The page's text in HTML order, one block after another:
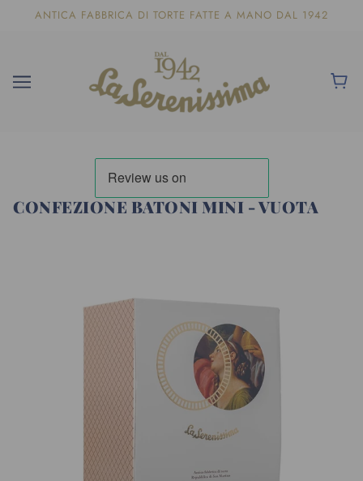
ANTICA FABBRICA DI TORTE FATTE A MANO DAL 1942
CONFEZIONE BATONI MINI - VUOTA